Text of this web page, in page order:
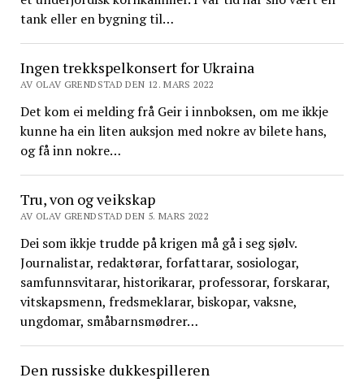
tank eller en bygning til…
Ingen trekkspelkonsert for Ukraina
AV OLAV GRENDSTAD DEN 12. MARS 2022
Det kom ei melding frå Geir i innboksen, om me ikkje
kunne ha ein liten auksjon med nokre av bilete hans,
og få inn nokre…
Tru, von og veikskap
AV OLAV GRENDSTAD DEN 5. MARS 2022
Dei som ikkje trudde på krigen må gå i seg sjølv.
Journalistar, redaktørar, forfattarar, sosiologar,
samfunnsvitarar, historikarar, professorar, forskarar,
vitskapsmenn, fredsmeklarar, biskopar, vaksne,
ungdomar, småbarnsmødrer…
Den russiske dukkespilleren